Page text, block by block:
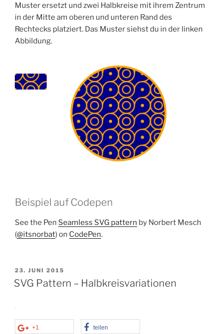
Muster ersetzt und zwei Halbkreise mit ihrem Zentrum
in der Mitte am oberen und unteren Rand des
Rechtecks platziert. Das Muster siehst du in der linken
Abbildung.
Beispiel auf Codepen
See the Pen Seamless SVG pattern by Norbert Mesch
(@itsnorbat) on CodePen.
VERÖFFENTLICHT
AM
23. JUNI 2015
SVG Pattern – Halbkreisvariationen
+1 teilen